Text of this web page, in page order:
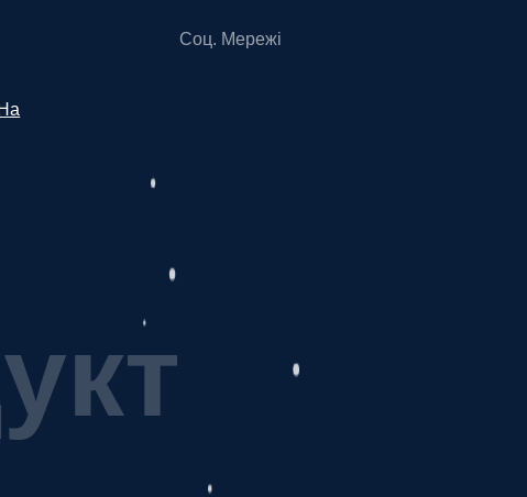
Соц. Мережі
укт